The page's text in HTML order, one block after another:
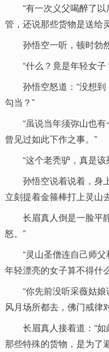
“有一次义父喝醉了
管，还说那些货物是送给
孙悟空一听，顿时勃
“什么？竟是年轻女子
孙悟空怒道：“没想
勾当？”
“虽说当年须弥山也
曾见过如此下作之事。”
“这个老秃驴，真是该
孙悟空说着说着，身
立刻提着金箍棒打上灵山去
长眉真人倒是一脸平
怒。”
“灵山圣僧连自己师
年轻漂亮的女子算不得什
“你先前没听采薇姑
风月场所都去，佛门戒律
长眉真人接着道：“
那些特殊的货物，是为了